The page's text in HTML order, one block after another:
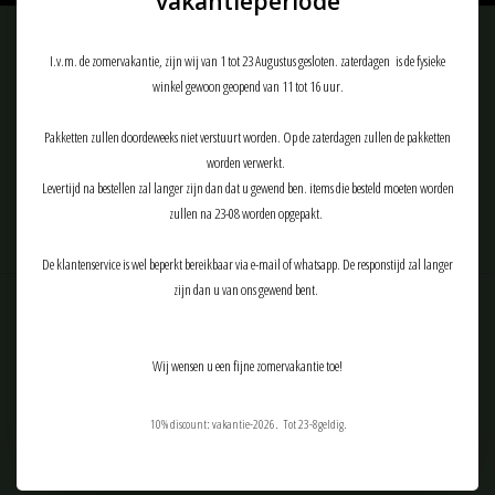
Meld je aan voor onze nieuwsbrief:
ABONNEER
I.v.m. de zomervakantie, zijn wij van 1 tot 23 Augustus gesloten. zaterdagen is de fysieke
winkel gewoon geopend van 11 tot 16 uur.
Pakketten zullen doordeweeks niet verstuurt worden. Op de zaterdagen zullen de pakketten
worden verwerkt.
Levertijd na bestellen zal langer zijn dan dat u gewend ben. items die besteld moeten worden
zullen na 23-08 worden opgepakt.
De klantenservice is wel beperkt bereikbaar via e-mail of whatsapp. De responstijd zal langer
zijn dan u van ons gewend bent.
Wij wensen u een fijne zomervakantie toe!
10% discount: vakantie-2026. Tot 23-8geldig.